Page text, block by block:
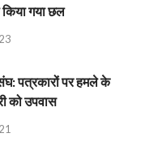
गया छल
पत्रकारों पर हमले के
को उपवास